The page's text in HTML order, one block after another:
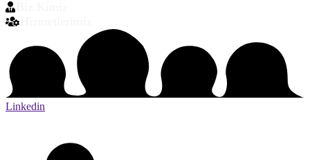
Linkedin